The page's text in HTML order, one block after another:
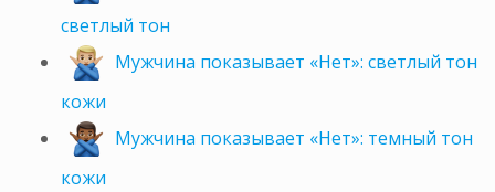
светлый тон
Мужчина показывает «Нет»: светлый тон
кожи
Мужчина показывает «Нет»: темный тон
кожи